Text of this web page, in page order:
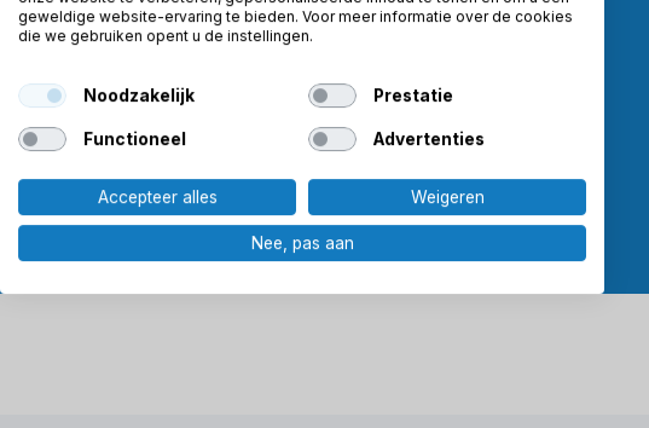
verbeteren.
DEMO PLANNEN
geweldige website-ervaring te bieden. Voor meer informatie over de cookies
die we gebruiken opent u de instellingen.
Noodzakelijk Prestatie
Functioneel Advertenties
Accepteer alles Weigeren
Nee, pas aan